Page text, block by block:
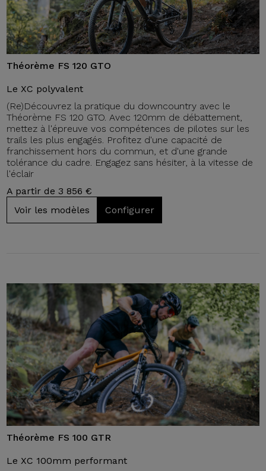
Théorème FS 120 GTO
Le XC polyvalent
(Re)Découvrez la pratique du downcountry avec le
Théorème FS 120 GTO. Avec 120mm de débattement,
mettez à l'épreuve vos compétences de pilotes sur les
trails les plus engagés. Profitez d'une capacité de
franchissement hors du commun, et d'une grande
tolérance du cadre. Engagez sans hésiter, à la vitesse de
l'éclair
A partir de 3 856 €
Voir les modèles
Configurer
Théorème FS 100 GTR
Le XC 100mm performant